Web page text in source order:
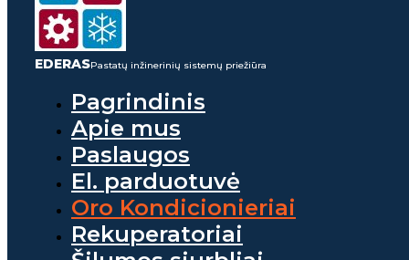
EDERASPastatų inžinerinių sistemų priežiūra
Pagrindinis
Apie mus
Paslaugos
El. parduotuvė
Oro Kondicionieriai
Rekuperatoriai